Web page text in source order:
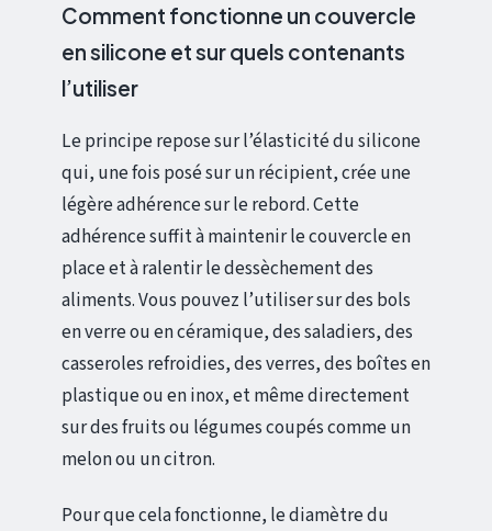
Comment fonctionne un couvercle
en silicone et sur quels contenants
l’utiliser
Le principe repose sur l’élasticité du silicone
qui, une fois posé sur un récipient, crée une
légère adhérence sur le rebord. Cette
adhérence suffit à maintenir le couvercle en
place et à ralentir le dessèchement des
aliments. Vous pouvez l’utiliser sur des bols
en verre ou en céramique, des saladiers, des
casseroles refroidies, des verres, des boîtes en
plastique ou en inox, et même directement
sur des fruits ou légumes coupés comme un
melon ou un citron.
Pour que cela fonctionne, le diamètre du